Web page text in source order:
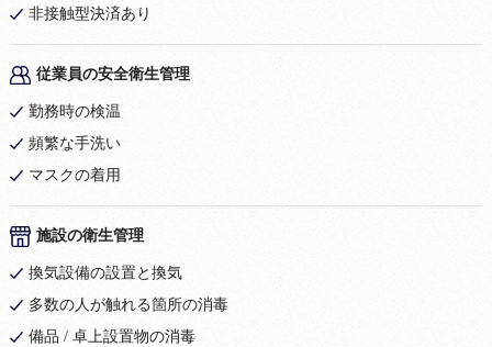
非接触型決済あり
従業員の安全衛生管理
勤務時の検温
頻繁な手洗い
マスクの着用
施設の衛生管理
換気設備の設置と換気
多数の人が触れる箇所の消毒
備品 / 卓上設置物の消毒